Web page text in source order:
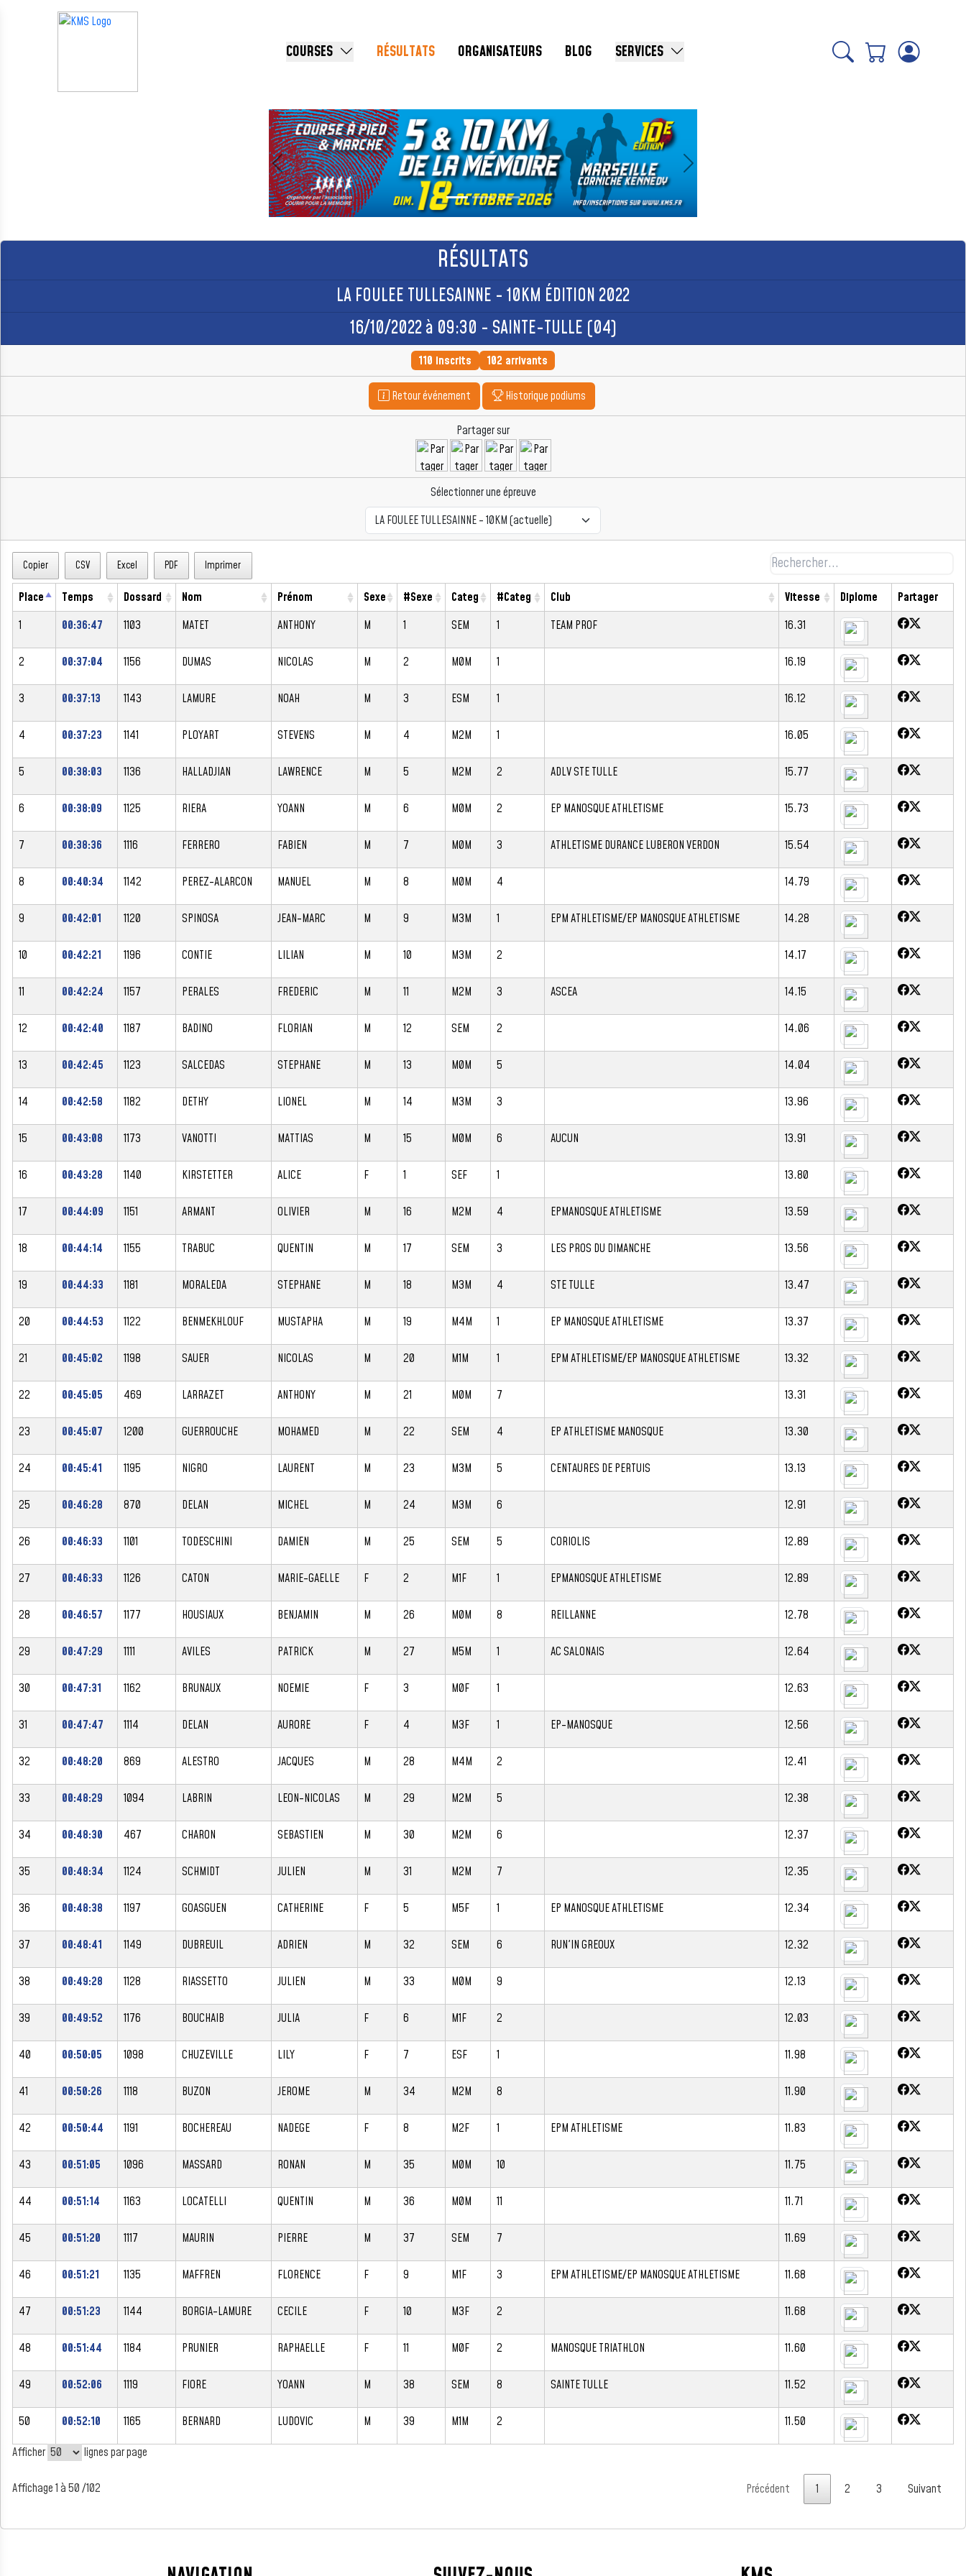
COURSES RÉSULTATS ORGANISATEURS BLOG SERVICES
Précédent Suivant
RÉSULTATS
LA FOULEE TULLESAINNE - 10KM ÉDITION 2022
16/10/2022 à 09:30 - SAINTE-TULLE (04)
110 inscrits 102 arrivants
Retour événement Historique podiums
Partager sur
Sélectionner une épreuve
Copier CSV Excel PDF Imprimer
Place Temps Dossard Nom Prénom Sexe #Sexe Categ #Categ Club Vitesse Diplome
Partager
1
00:36:47 1103 MATET ANTHONY M 1 SEM 1 TEAM PROF 16.31
2 00:37:04 1156 DUMAS NICOLAS M 2 M0M 1 16.19
3 00:37:13 1143 LAMURE NOAH M 3 ESM 1 16.12
4 00:37:23 1141 PLOYART STEVENS M 4 M2M 1 16.05
5 00:38:03 1136 HALLADJIAN LAWRENCE M 5 M2M 2 ADLV STE TULLE 15.77
6 00:38:09 1125 RIERA YOANN M 6 M0M 2 EP MANOSQUE ATHLETISME 15.73
7 00:38:36 1116 FERRERO FABIEN M 7 M0M 3 ATHLETISME DURANCE LUBERON VERDON 15.54
8 00:40:34 1142 PEREZ-ALARCON MANUEL M 8 M0M 4 14.79
9 00:42:01 1120 SPINOSA JEAN-MARC M 9 M3M 1 EPM ATHLETISME/EP MANOSQUE ATHLETISME 14.28
10 00:42:21 1196 CONTIE LILIAN M 10 M3M 2 14.17
11 00:42:24 1157 PERALES FREDERIC M 11 M2M 3 ASCEA 14.15
12 00:42:40 1187 BADINO FLORIAN M 12 SEM 2 14.06
13 00:42:45 1123 SALCEDAS STEPHANE M 13 M0M 5 14.04
14 00:42:58 1182 DETHY LIONEL M 14 M3M 3 13.96
15 00:43:08 1173 VANOTTI MATTIAS M 15 M0M 6 AUCUN 13.91
16 00:43:28 1140 KIRSTETTER ALICE F 1 SEF 1 13.80
17 00:44:09 1151 ARMANT OLIVIER M 16 M2M 4 EPMANOSQUE ATHLETISME 13.59
18 00:44:14 1155 TRABUC QUENTIN M 17 SEM 3 LES PROS DU DIMANCHE 13.56
19 00:44:33 1181 MORALEDA STEPHANE M 18 M3M 4 STE TULLE 13.47
20 00:44:53 1122 BENMEKHLOUF MUSTAPHA M 19 M4M 1 EP MANOSQUE ATHLETISME 13.37
21 00:45:02 1198 SAUER NICOLAS M 20 M1M 1 EPM ATHLETISME/EP MANOSQUE ATHLETISME 13.32
22 00:45:05 469 LARRAZET ANTHONY M 21 M0M 7 13.31
23 00:45:07 1200 GUERROUCHE MOHAMED M 22 SEM 4 EP ATHLETISME MANOSQUE 13.30
24 00:45:41 1195 NIGRO LAURENT M 23 M3M 5 CENTAURES DE PERTUIS 13.13
25 00:46:28 870 DELAN MICHEL M 24 M3M 6 12.91
26 00:46:33 1101 TODESCHINI DAMIEN M 25 SEM 5 CORIOLIS 12.89
27 00:46:33 1126 CATON MARIE-GAELLE F 2 M1F 1 EPMANOSQUE ATHLETISME 12.89
28 00:46:57 1177 HOUSIAUX BENJAMIN M 26 M0M 8 REILLANNE 12.78
29 00:47:29 1111 AVILES PATRICK M 27 M5M 1 AC SALONAIS 12.64
30 00:47:31 1162 BRUNAUX NOEMIE F 3 M0F 1 12.63
31 00:47:47 1114 DELAN AURORE F 4 M3F 1 EP-MANOSQUE 12.56
32 00:48:20 869 ALESTRO JACQUES M 28 M4M 2 12.41
33 00:48:29 1094 LABRIN LEON-NICOLAS M 29 M2M 5 12.38
34 00:48:30 467 CHARON SEBASTIEN M 30 M2M 6 12.37
35 00:48:34 1124 SCHMIDT JULIEN M 31 M2M 7 12.35
36 00:48:38 1197 GOASGUEN CATHERINE F 5 M5F 1 EP MANOSQUE ATHLETISME 12.34
37 00:48:41 1149 DUBREUIL ADRIEN M 32 SEM 6 RUN'IN GREOUX 12.32
38 00:49:28 1128 RIASSETTO JULIEN M 33 M0M 9 12.13
39 00:49:52 1176 BOUCHAIB JULIA F 6 M1F 2 12.03
40 00:50:05 1098 CHUZEVILLE LILY F 7 ESF 1 11.98
41 00:50:26 1118 BUZON JEROME M 34 M2M 8 11.90
42 00:50:44 1191 BOCHEREAU NADEGE F 8 M2F 1 EPM ATHLETISME 11.83
43 00:51:05 1096 MASSARD RONAN M 35 M0M 10 11.75
44 00:51:14 1163 LOCATELLI QUENTIN M 36 M0M 11 11.71
45 00:51:20 1117 MAURIN PIERRE M 37 SEM 7 11.69
46 00:51:21 1135 MAFFREN FLORENCE F 9 M1F 3 EPM ATHLETISME/EP MANOSQUE ATHLETISME 11.68
47 00:51:23 1144 BORGIA-LAMURE CECILE F 10 M3F 2 11.68
48 00:51:44 1184 PRUNIER RAPHAELLE F 11 M0F 2 MANOSQUE TRIATHLON 11.60
49 00:52:06 1119 FIORE YOANN M 38 SEM 8 SAINTE TULLE 11.52
50 00:52:10 1165 BERNARD LUDOVIC M 39 M1M 2
11.50
Afficher
lignes par page
Affichage 1 à 50 /102 Précédent 1 2 3 Suivant
Panneau de gestion des cookies